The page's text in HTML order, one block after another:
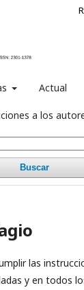
Actual
a los
Buscar
las
y en todos